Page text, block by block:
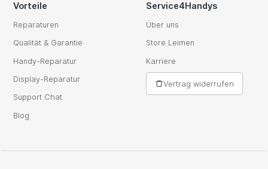
Vorteile
Reparaturen
Qualität & Garantie
Handy-Reparatur
Display-Reparatur
Support Chat
Blog
Service4Handys
Über uns
Store Leimen
Karriere
Vertrag widerrufen